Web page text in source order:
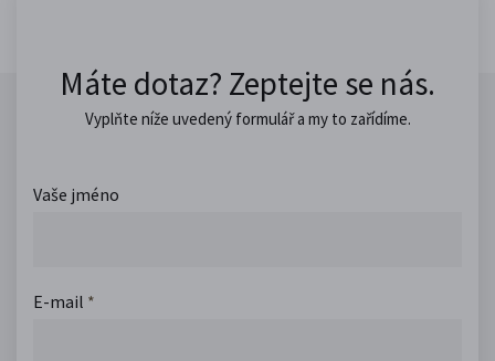
Máte dotaz? Zeptejte se nás.
Vyplňte níže uvedený formulář a my to zařídíme.
Vaše jméno
E-mail *